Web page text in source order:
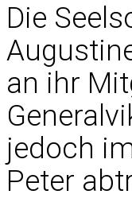
Die
an ihr
jedoch
Peter